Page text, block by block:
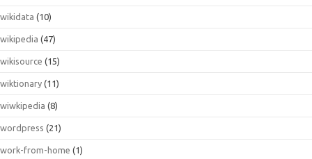
wikidata (10)
wikipedia (47)
wikisource (15)
wiktionary (11)
wiwkipedia (8)
wordpress (21)
work-from-home (1)